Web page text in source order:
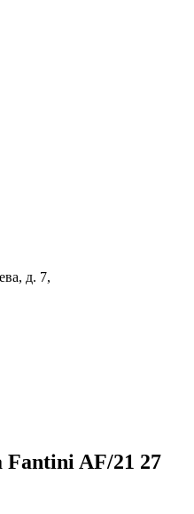
д. 7,
Fantini AF/21 27